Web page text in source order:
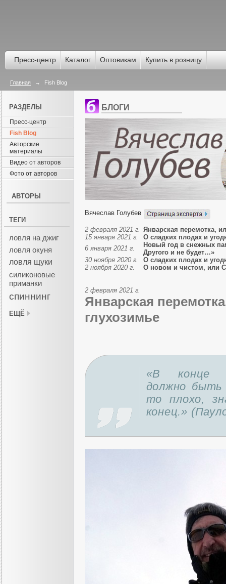
Пресс-центр Каталог Оптовикам Купить в розницу
Главная → Fish Blog
РАЗДЕЛЫ
Пресс-центр
Fish Blog
Авторские
материалы
Видео от авторов
Фото от авторов
АВТОРЫ
ТЕГИ
ловля на джиг
ловля окуня
ловля щуки
силиконовые
приманки
спиннинг
ЕЩЁ
БЛОГИ
Вячеслав Голубев
2 февраля 2021 г. Январская перемотка,
15 января 2021 г.
О сладких плодах и
6 января 2021 г.
Новый год в снежных
Другого и не будет…»
30 ноября 2020 г.
О сладких плодах и
2 ноября 2020 г.
О новом и чистом, или
2 февраля 2021 г.
Январская
глухозимье
«В конце
должно
то плохо,
конец.»